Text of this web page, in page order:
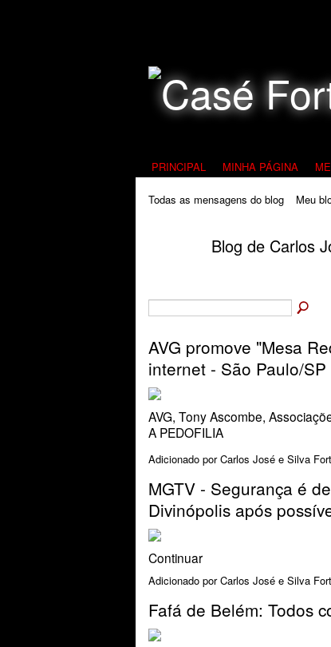
PRINCIPAL MINHA PÁGINA
Todas as mensagens do blog Meu
Blog de Carlos
AVG promove "Mesa
internet - São Paulo/SP
AVG, Tony Ascombe,
A PEDOFILIA
Adicionado porCarlos José e Silva
MGTV - Segurança é
Divinópolis após
Continuar
Adicionado porCarlos José e Silva
Fafá de Belém: Todos